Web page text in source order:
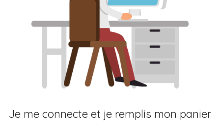
Je me connecte et je remplis mon panier